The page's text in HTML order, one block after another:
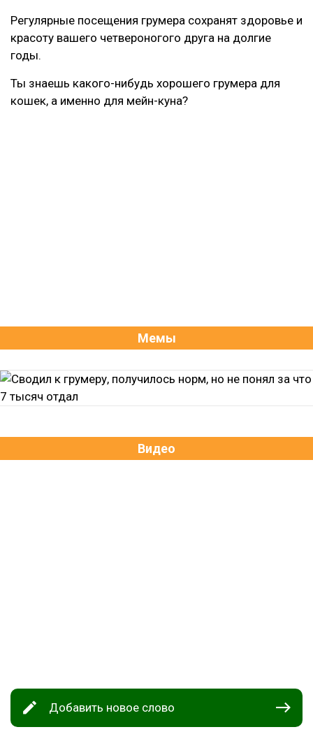
Регулярные посещения грумера сохранят здоровье и
красоту вашего четвероногого друга на долгие
годы.
Ты знаешь какого-нибудь хорошего грумера для
кошек, а именно для мейн-куна?
Мемы
Видео
Добавить новое слово